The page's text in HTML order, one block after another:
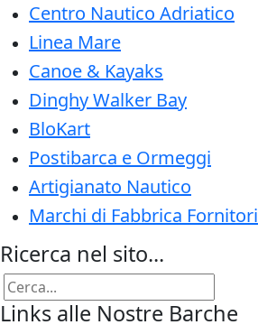
Centro Nautico Adriatico
Linea Mare
Canoe & Kayaks
Dinghy Walker Bay
BloKart
Postibarca e Ormeggi
Artigianato Nautico
Marchi di Fabbrica Fornitori
Ricerca nel sito...
Links alle Nostre Barche